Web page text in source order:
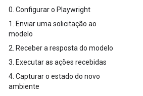
0. Configurar o Playwright
1. Enviar uma solicitação ao
modelo
2. Receber a resposta do modelo
3. Executar as ações recebidas
4. Capturar o estado do novo
ambiente